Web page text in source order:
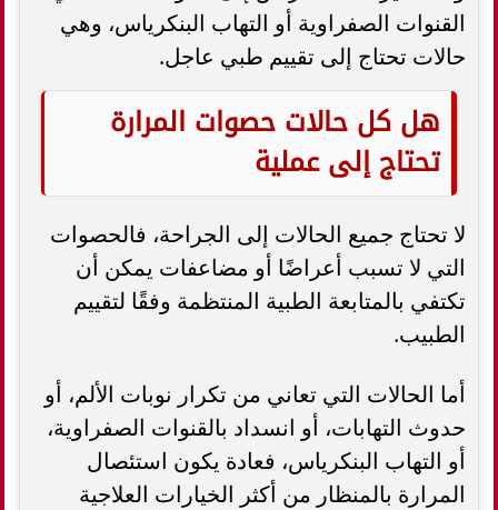
القنوات الصفراوية أو التهاب البنكرياس، وهي
حالات تحتاج إلى تقييم طبي عاجل.
هل كل حالات حصوات المرارة
تحتاج إلى عملية
لا تحتاج جميع الحالات إلى الجراحة، فالحصوات
التي لا تسبب أعراضًا أو مضاعفات يمكن أن
تكتفي بالمتابعة الطبية المنتظمة وفقًا لتقييم
الطبيب.
أما الحالات التي تعاني من تكرار نوبات الألم، أو
حدوث التهابات، أو انسداد بالقنوات الصفراوية،
أو التهاب البنكرياس، فعادة يكون استئصال
المرارة بالمنظار من أكثر الخيارات العلاجية